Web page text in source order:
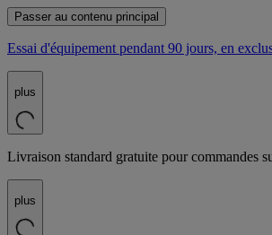
Passer au contenu principal
Essai d'équipement pendant 90 jours, en
plus
Livraison standard gratuite pour commandes
plus